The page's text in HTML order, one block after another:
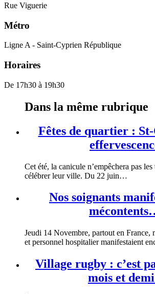
Rue Viguerie
Métro
Ligne A - Saint-Cyprien République
Horaires
De 17h30 à 19h30
Dans la même rubrique
Fêtes de quartier :
Cet été, la canicule n’empêchera pas
célébrer leur ville. Du 22 juin…
Nos soignants
Jeudi 14 Novembre, partout en France,
et personnel hospitalier manifestaient
Village rugby : c’est
mois et